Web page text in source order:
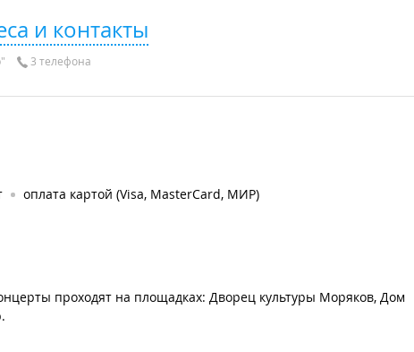
и контакты
3 телефона
оплата картой (Visa, MasterCard, МИР)
проходят на площадках: Дворец культуры Моряков, Дом